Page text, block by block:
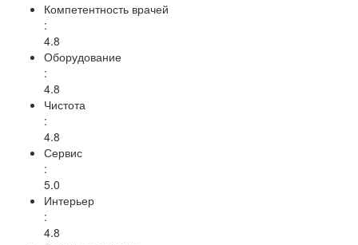
Компетентность врачей
:
4.8
Оборудование
:
4.8
Чистота
:
4.8
Сервис
:
5.0
Интерьер
:
4.8